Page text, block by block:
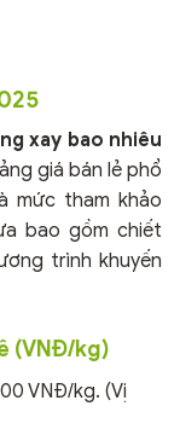
xay bao nhiêu
giá bán lẻ phổ
mức tham khảo
bao gồm chiết
trình khuyến
(VNĐ/kg)
VNĐ/kg. (Vị